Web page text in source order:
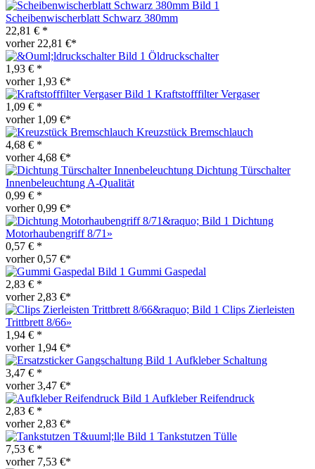
Scheibenwischerblatt Schwarz 380mm
22,81 € *
vorher 22,81 €*
Öldruckschalter
1,93 € *
vorher 1,93 €*
Kraftstofffilter Vergaser
1,09 € *
vorher 1,09 €*
Kreuzstück Bremschlauch
4,68 € *
vorher 4,68 €*
Dichtung Türschalter
Innenbeleuchtung A-Qualität
0,99 € *
vorher 0,99 €*
Dichtung
Motorhaubengriff 8/71»
0,57 € *
vorher 0,57 €*
Gummi Gaspedal
2,83 € *
vorher 2,83 €*
Clips Zierleisten
Trittbrett 8/66»
1,94 € *
vorher 1,94 €*
Aufkleber Schaltung
3,47 € *
vorher 3,47 €*
Aufkleber Reifendruck
2,83 € *
vorher 2,83 €*
Tankstutzen Tülle
7,53 € *
vorher 7,53 €*